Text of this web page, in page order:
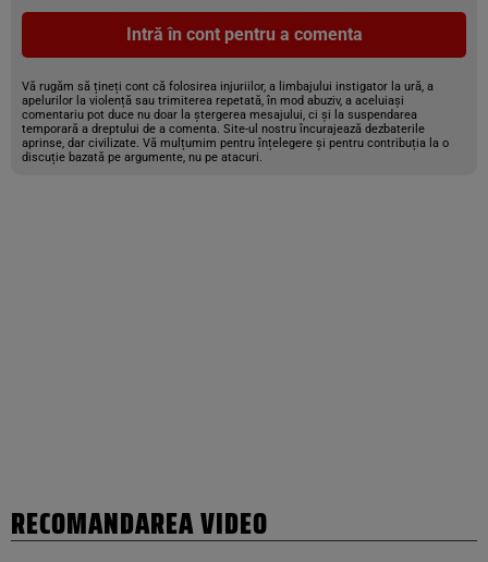
Intră în cont pentru a comenta
Vă rugăm să țineți cont că folosirea injuriilor, a limbajului instigator la ură, a
apelurilor la violență sau trimiterea repetată, în mod abuziv, a aceluiași
comentariu pot duce nu doar la ștergerea mesajului, ci și la suspendarea
temporară a dreptului de a comenta. Site-ul nostru încurajează dezbaterile
aprinse, dar civilizate. Vă mulțumim pentru înțelegere și pentru contribuția la o
discuție bazată pe argumente, nu pe atacuri.
RECOMANDAREA VIDEO